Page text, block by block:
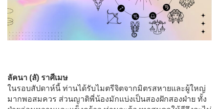
ลัคนา (ลั) ราศีเมษ
ในรอบสัปดาห์นี้ ท่านได้รับไมตรีจิตจากมิตรสหายและผู้ใหญ่
มากพอสมควร ส่วนญาติพี่น้องมักแบ่งเป็นสองฝักสองฝ่าย ทั้ง